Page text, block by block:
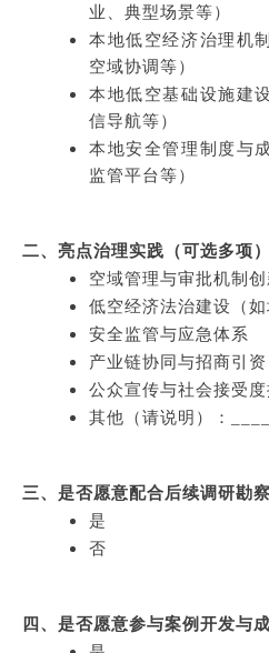
业、典型场景等）
本地低空经济治理机
空域协调等）
本地低空基础设施建
信导航等）
本地安全管理制度与
监管平台等）
二、亮点治理实践（可选多项）
空域管理与审批机制创
低空经济法治建设（如
安全监管与应急体系
产业链协同与招商引资
公众宣传与社会接受
其他（请说明）：
三、是否愿意配合后续调研勘
是
否
四、是否愿意参与案例开发与